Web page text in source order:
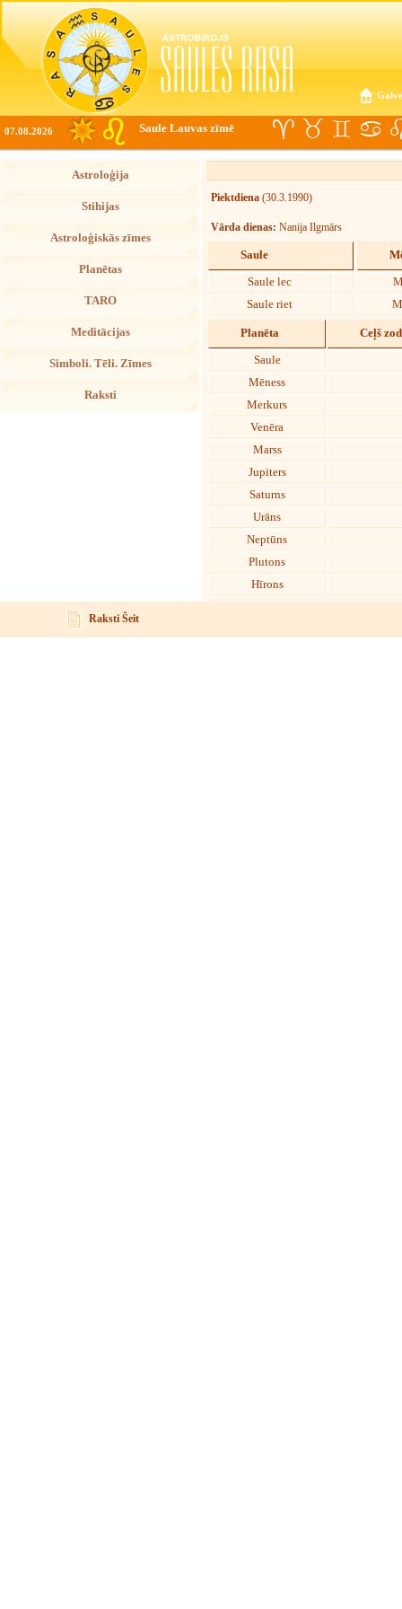
07.08.2026 Saule Lauvas zīmē
Astroloģija
Stihijas
Astroloģiskās zīmes
Planētas
TARO
Meditācijas
Simboli. Tēli. Zīmes
Raksti
Piektdiena (30.3.1990)
Vārda dienas: Nanija Ilgmārs
Saule
Saule lec
Saule riet
Planēta Ceļš
Saule
Mēness
Merkurs
Venēra
Marss
Jupiters
Saturns
Urāns
Neptūns
Plutons
Hīrons
Raksti Šeit